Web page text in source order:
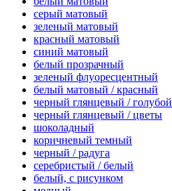
серый матовый
зеленый матовый
красный матовый
синий матовый
белый прозрачный
зеленый флуоресцентный
белый матовый / красный
черный глянцевый / голубой
черный глянцевый / цветы
шоколадный
коричневый темный
черный / радуга
серебристый / белый
белый, с рисунком